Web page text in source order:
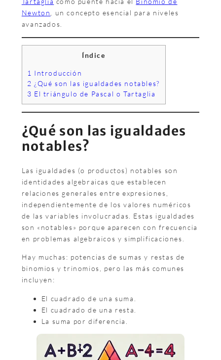
Newton
, un concepto esencial para niveles
avanzados.
Índice
1 Introducción
2 ¿Qué son las igualdades notables?
3 El triángulo de Pascal o Tartaglia
¿Qué son las igualdades
notables?
Las igualdades (o productos) notables son
identidades algebraicas que establecen
relaciones generales entre expresiones,
independientemente de los valores numéricos
de las variables involucradas. Estas igualdades
son «notables» porque aparecen con frecuencia
en problemas algebraicos y simplificaciones.
Hay muchas: potencias de sumas y restas de
binomios y trinomios, pero las más comunes
incluyen:
El cuadrado de una suma.
El cuadrado de una resta.
La suma por diferencia.